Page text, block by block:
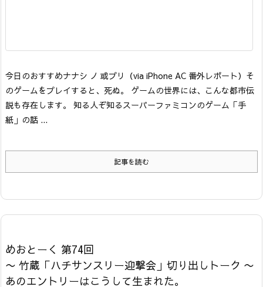
今日のおすすめナナシ ノ 或プリ （via iPhone AC 番外レポート） そ
のゲームをプレイすると、死ぬ。 ゲームの世界には、こんな都市伝
説も存在します。 知る人ぞ知るスーパーファミコンのゲーム「手
紙」の話 ...
記事を読む
めおとーく 第74回
〜 竹蔵「ハチサンスリー迎撃会」切り出しトーク 〜
あのエントリーはこうして生まれた。